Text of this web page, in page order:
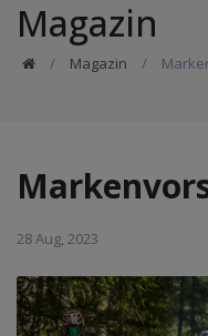
Magazin
Magazin
28 Aug, 2023